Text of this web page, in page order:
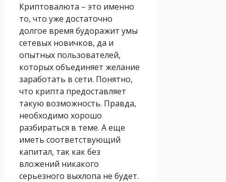
Криптовалюта – это именно
то, что уже достаточно
долгое время будоражит умы
сетевых новичков, да и
опытных пользователей,
которых объединяет желание
заработать в сети. Понятно,
что крипта предоставляет
такую возможность. Правда,
необходимо хорошо
разбираться в теме. А еще
иметь соответствующий
капитал, так как без
вложений никакого
серьезного выхлопа не будет.